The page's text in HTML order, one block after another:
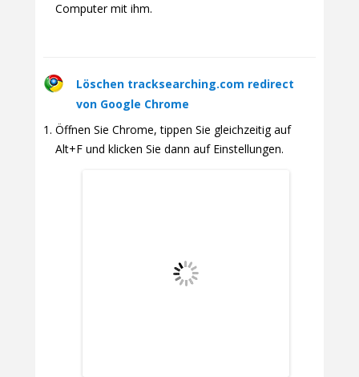
Computer mit ihm.
Löschen tracksearching.com redirect
von Google Chrome
Öffnen Sie Chrome, tippen Sie gleichzeitig auf
Alt+F und klicken Sie dann auf Einstellungen.